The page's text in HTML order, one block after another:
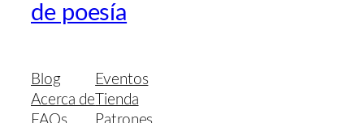
de poesía
Blog
Acerca de
Eventos
Tienda